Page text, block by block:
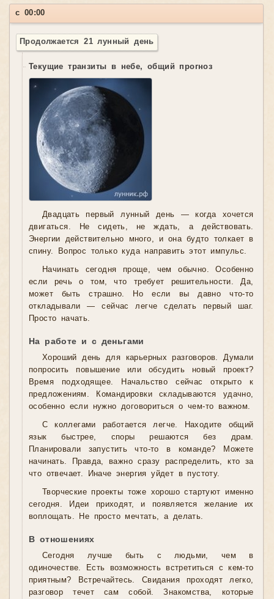
с 00:00
Продолжается 21 лунный день
Текущие транзиты в небе, общий прогноз
Двадцать первый лунный день — когда хочется
двигаться. Не сидеть, не ждать, а действовать.
Энергии действительно много, и она будто толкает в
спину. Вопрос только куда направить этот импульс.
Начинать сегодня проще, чем обычно. Особенно
если речь о том, что требует решительности. Да,
может быть страшно. Но если вы давно что-то
откладывали — сейчас легче сделать первый шаг.
Просто начать.
На работе и с деньгами
Хороший день для карьерных разговоров. Думали
попросить повышение или обсудить новый проект?
Время подходящее. Начальство сейчас открыто к
предложениям. Командировки складываются удачно,
особенно если нужно договориться о чем-то важном.
С коллегами работается легче. Находите общий
язык быстрее, споры решаются без драм.
Планировали запустить что-то в команде? Можете
начинать. Правда, важно сразу распределить, кто за
что отвечает. Иначе энергия уйдет в пустоту.
Творческие проекты тоже хорошо стартуют именно
сегодня. Идеи приходят, и появляется желание их
воплощать. Не просто мечтать, а делать.
В отношениях
Сегодня лучше быть с людьми, чем в
одиночестве. Есть возможность встретиться с кем-то
приятным? Встречайтесь. Свидания проходят легко,
разговор течет сам собой. Знакомства, которые